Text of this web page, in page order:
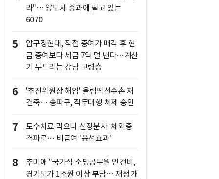
라"… 양도세 중과에 떨고 있는
6070
5
압구정현대, 직접 증여가 매각 후 현
금 증여보다 세금 7억 덜 낸다…계산
기 두드리는 강남 고령층
6
'추진위원장 해임' 올림픽선수촌 재
건축… 송파구, 직무대행 체제 승인
7
도수치료 막으니 신장분사·체외충
격파로… 비급여 '풍선효과'
8
추미애 "국가직 소방공무원 인건비,
경기도가 1조원 이상 부담… 재정 개